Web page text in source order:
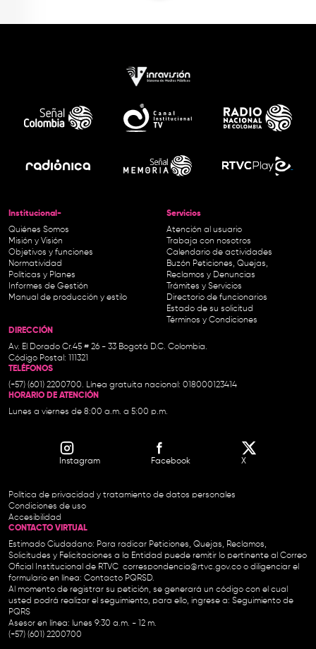
Institucional-
Quiénes Somos
Misión y Visión
Objetivos y funciones
Normatividad
Políticas y Planes
Informes de Gestión
Manual de producción y estilo
Servicios
Atención al usuario
Trabaja con nosotros
Calendario de actividades
Buzón Peticiones, Quejas,
Reclamos y Denuncias
Trámites y Servicios
Directorio de funcionarios
Estado de su solicitud
Términos y Condiciones
DIRECCIÓN
Av. El Dorado Cr.45 # 26 - 33 Bogotá D.C. Colombia.
Código Postal: 111321
TELÉFONOS
(+57) (601) 2200700. Línea gratuita nacional: 018000123414
HORARIO DE ATENCIÓN
Lunes a viernes de 8:00 a.m. a 5:00 p.m.
Instagram Facebook X
Política de privacidad y tratamiento de datos personales
Condiciones de uso
Accesibilidad
CONTACTO VIRTUAL
Estimado Ciudadano: Para radicar Peticiones, Quejas, Reclamos,
Solicitudes y Felicitaciones a la Entidad puede remitir lo pertinente al Correo
Oficial Institucional de RTVC correspondencia@rtvc.gov.co o diligenciar el
formulario en línea: Contacto PQRSD.
Al momento de registrar su petición, se generará un código con el cual
usted podrá realizar el seguimiento, para ello, ingrese a: Seguimiento de
PQRS
Asesor en línea: lunes 9:30 a.m. - 12 m.
(+57) (601) 2200700